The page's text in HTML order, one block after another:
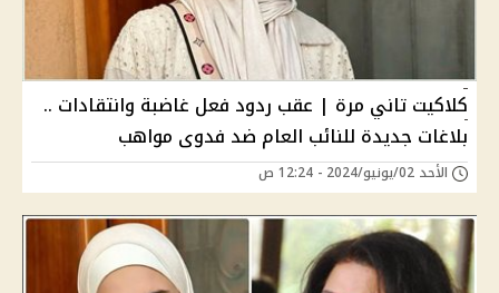
كلاكيت تاني مرة | عقب ردود فعل غاضبة وانتقادات ..
بلاغات جديدة للنائب العام ضد فدوى مواهب
الأحد 02/يونيو/2024 - 12:24 ص